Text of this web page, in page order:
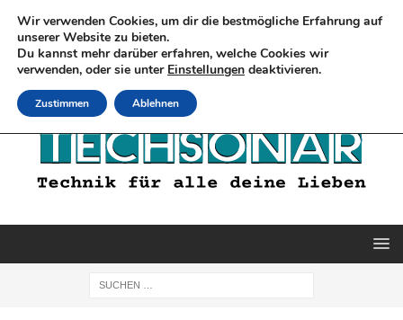
Wir verwenden Cookies, um dir die bestmögliche Erfahrung auf
unserer Website zu bieten.
Du kannst mehr darüber erfahren, welche Cookies wir
verwenden, oder sie unter Einstellungen deaktivieren.
Zustimmen Ablehnen